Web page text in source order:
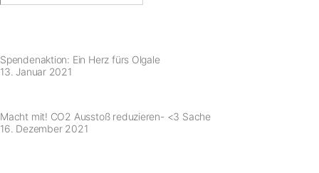
Spendenaktion: Ein Herz fürs Olgale
13. Januar 2021
Macht mit! CO2 Ausstoß reduzieren- <3 Sache
16. Dezember 2021